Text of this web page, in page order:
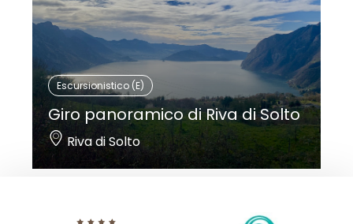
Escursionistico (E)
Giro panoramico di Riva di Solto
Riva di Solto